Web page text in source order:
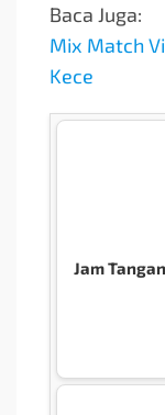
Baca Juga:
Mix Match
Kece
Jam